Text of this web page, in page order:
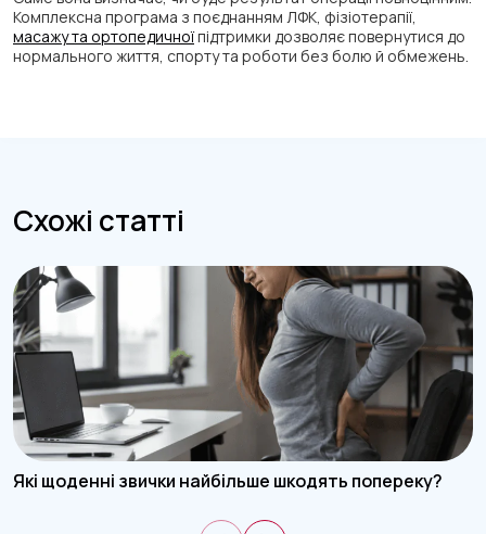
Комплексна програма з поєднанням ЛФК, фізіотерапії,
масажу та ортопедичноїпідтримки дозволяє повернутися до
нормального життя, спорту та роботи без болю й обмежень.
Схожі статті
Які щоденні звички найбільше шкодять попереку?